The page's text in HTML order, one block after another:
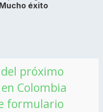
éxito
próximo
Colombia
formulario